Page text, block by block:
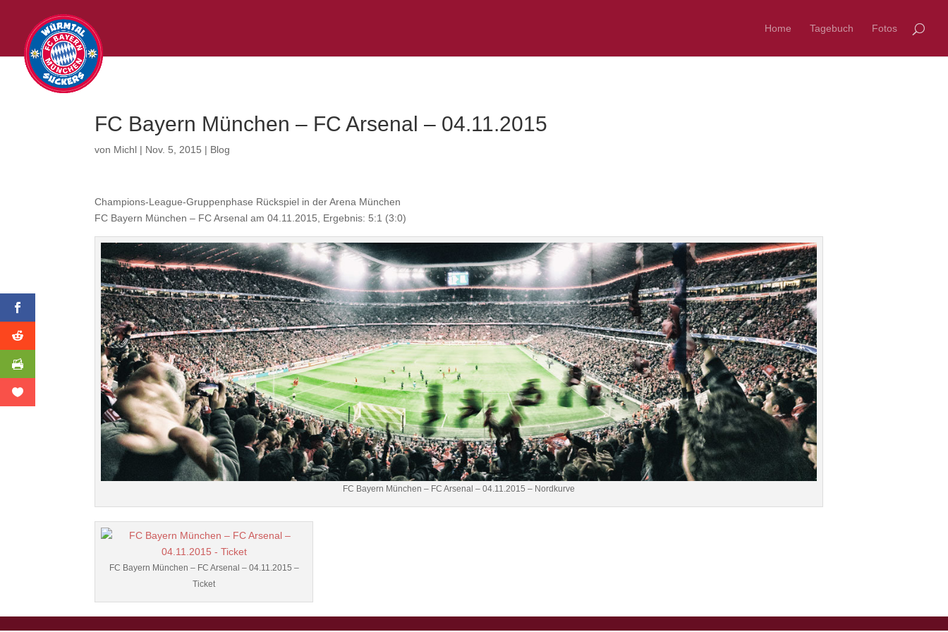
Home Tagebuch Fotos
FC Bayern München – FC Arsenal – 04.11.2015
von Michl | Nov. 5, 2015 | Blog
Champions-League-Gruppenphase Rückspiel in der Arena München
FC Bayern München – FC Arsenal am 04.11.2015, Ergebnis: 5:1 (3:0)
FC Bayern München – FC Arsenal – 04.11.2015 – Nordkurve
FC Bayern München – FC Arsenal – 04.11.2015 –
Ticket